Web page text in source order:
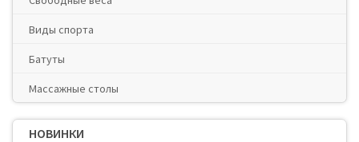
Виды спорта
Батуты
Массажные столы
НОВИНКИ